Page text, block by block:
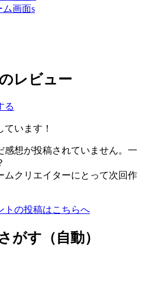
レビュー
る
います！
感想が投稿されていません。一
ムクリエイターにとって次回作
トの投稿はこちらへ
がす（自動）